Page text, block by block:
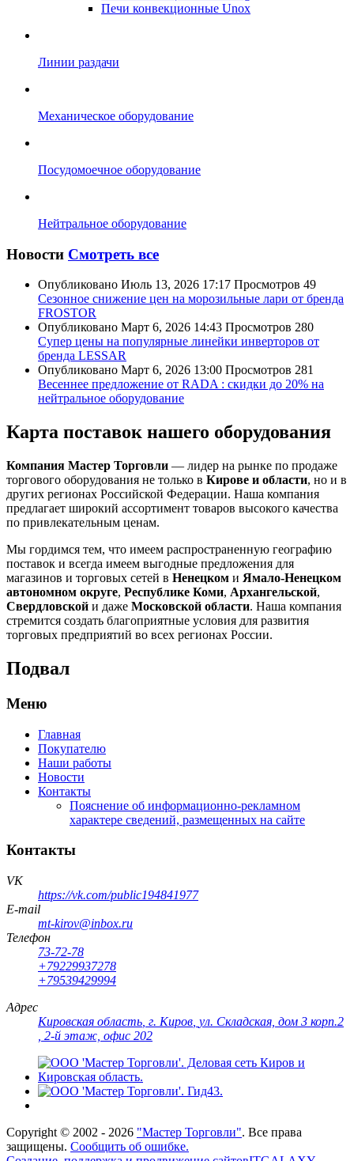
Печи конвекционные Unox
Линии раздачи
Механическое оборудование
Посудомоечное оборудование
Нейтральное оборудование
Новости Смотреть все
Опубликовано Июль 13, 2026 17:17 Просмотров 49
Сезонное снижение цен на морозильные лари от бренда
FROSTOR
Опубликовано Март 6, 2026 14:43 Просмотров 280
Супер цены на популярные линейки инверторов от
бренда LESSAR
Опубликовано Март 6, 2026 13:00 Просмотров 281
Весеннее предложение от RADA : скидки до 20% на
нейтральное оборудование
Карта поставок нашего оборудования
Компания Мастер Торговли — лидер на рынке по продаже
торгового оборудования не только в Кирове и области, но и в
других регионах Российской Федерации. Наша компания
предлагает широкий ассортимент товаров высокого качества
по привлекательным ценам.
Мы гордимся тем, что имеем распространенную географию
поставок и всегда имеем выгодные предложения для
магазинов и торговых сетей в Ненецком и Ямало-Ненецком
автономном округе, Республике Коми, Архангельской,
Свердловской и даже Московской области. Наша компания
стремится создать благоприятные условия для развития
торговых предприятий во всех регионах России.
Подвал
Меню
Главная
Покупателю
Наши работы
Новости
Контакты
Пояснение об информационно-рекламном
характере сведений, размещенных на сайте
Контакты
VK
https://vk.com/public194841977
E-mail
mt-kirov@inbox.ru
Телефон
73-72-78
+79229937278
+79539429994
Адрес
Кировская область г. Киров ул. Складская, дом 3 корп.2
, 2-й этаж, офис 202
Copyright © 2002 - 2026 "Мастер Торговли". Все права
защищены. Сообщить об ошибке.